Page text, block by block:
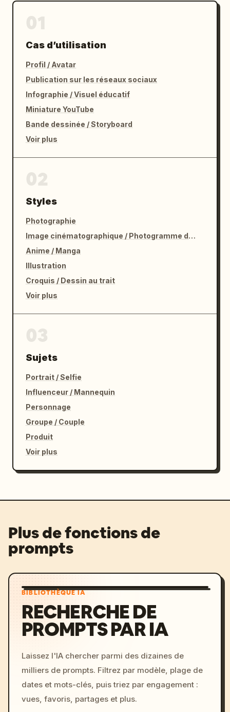
Cas d’utilisation
Profil / Avatar
Publication sur les réseaux sociaux
Infographie / Visuel éducatif
Miniature YouTube
Bande dessinée / Storyboard
Voir plus
Styles
Photographie
Image cinématographique / Photogramme de film
Anime / Manga
Illustration
Croquis / Dessin au trait
Voir plus
Sujets
Portrait / Selfie
Influenceur / Mannequin
Personnage
Groupe / Couple
Produit
Voir plus
Plus de fonctions de
prompts
BIBLIOTHÈQUE IA
RECHERCHE DE
PROMPTS PAR IA
Laissez l'IA chercher parmi des dizaines de
milliers de prompts. Filtrez par modèle, plage de
dates et mots-clés, puis triez par engagement :
vues, favoris, partages et plus.